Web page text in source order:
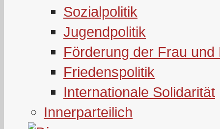
Sozialpolitik
Jugendpolitik
Förderung der Frau und
Friedenspolitik
Internationale Solidarität
Innerparteilich